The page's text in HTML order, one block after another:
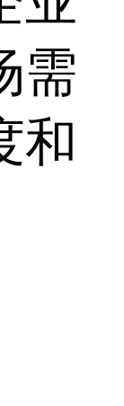
需
和